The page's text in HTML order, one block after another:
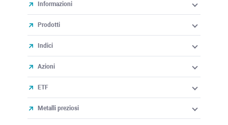
Informazioni
Prodotti
Indici
Azioni
ETF
Metalli preziosi